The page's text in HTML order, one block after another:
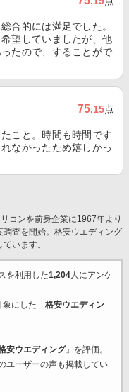
合的には満足でした。
望していましたが、他
たので、することがで
75.15点
こと。時間も時間です
なかったため嬉しかっ
コンを前身企業に1967年より
査を開始。格安ウエディング
います。
を利用した1,204人にアンケ
にした「 格安ウエディン
安ウエディング」を評価。
ユーザーの声も掲載してい